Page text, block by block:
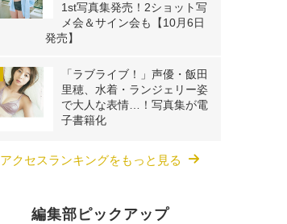
1st写真集発売！2ショット写
メ会＆サイン会も【10月6日
発売】
「ラブライブ！」声優・飯田
里穂、水着・ランジェリー姿
で大人な表情…！写真集が電
子書籍化
アクセスランキングをもっと見る
編集部ピックアップ